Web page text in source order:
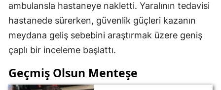
ambulansla hastaneye nakletti. Yaralının tedavisi
hastanede sürerken, güvenlik güçleri kazanın
meydana geliş sebebini araştırmak üzere geniş
çaplı bir inceleme başlattı.
Geçmiş Olsun Menteşe